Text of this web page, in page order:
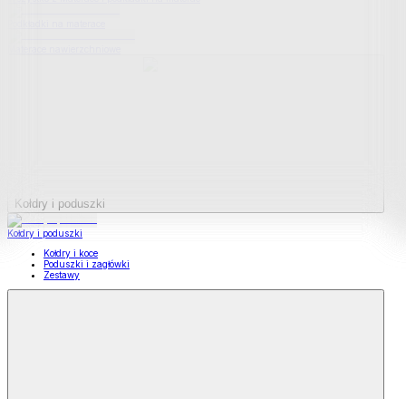
Kołdry i poduszki
Kołdry i poduszki
Kołdry i koce
Poduszki i zagłówki
Zestawy